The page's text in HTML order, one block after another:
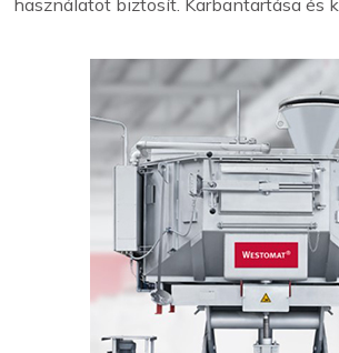
használatot biztosít. Karbantartása és